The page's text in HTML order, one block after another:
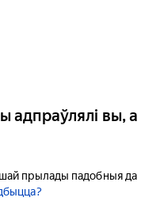
адпраўлялі вы, а
прылады падобныя да